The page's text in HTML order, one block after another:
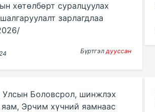
хөтөлбөрт суралцуулах
зарлагдлаа
Бүртгэлдууссан
Улсын Боловсрол, шинжлэх
Эрчим хүчний яамнаас